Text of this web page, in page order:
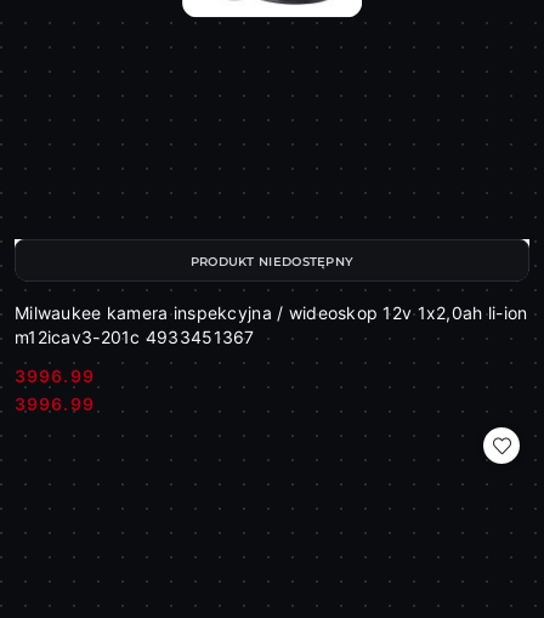
Milwaukee kamera inspekcyjna / wideoskop 12v 1x2,0ah li-ion
m12icav3-201c 4933451367
Cena:
3996.99
Cena:
3996.99
PRODUKT NIEDOSTĘPNY